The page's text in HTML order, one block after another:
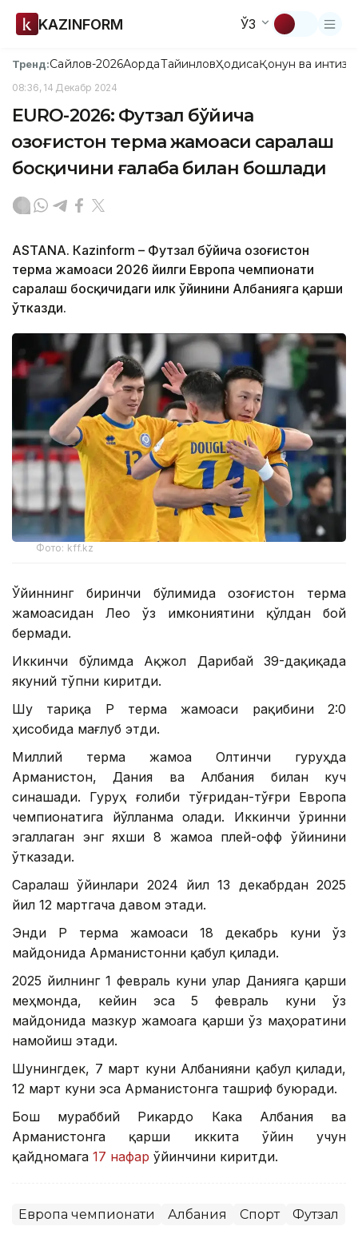
KAZINFORM ЎЗ
Тренд:Сайлов-2026АқордаТайинловҲодисаҚонун ва
08:36, 14 Декабр 2024
EURО-2026: Футзал бўйича
Қозоғистон терма жамоаси саралаш
босқичини ғалаба билан бошлади
ASTANА. Кazinform – Футзал бўйича Қозоғистон
терма жамоаси 2026 йилги Европа чемпионати
саралаш босқичидаги илк ўйинини Албанияга қарши
ўтказди.
Фото: kff.kz
Ўйиннинг биринчи бўлимида Қозоғистон терма
жамоасидан Лео ўз имкониятини қўлдан бой
бермади.
Иккинчи бўлимда Ақжол Дарибай 39-дақиқада
якуний тўпни киритди.
Шу тариқа ҚР терма жамоаси рақибини 2:0
ҳисобида мағлуб этди.
Миллий терма жамоа Олтинчи гуруҳда
Арманистон, Дания ва Албания билан куч
синашади. Гуруҳ ғолиби тўғридан-тўғри Европа
чемпионатига йўлланма олади. Иккинчи ўринни
эгаллаган энг яхши 8 жамоа плей-офф ўйинини
ўтказади.
Саралаш ўйинлари 2024 йил 13 декабрдан 2025
йил 12 мартгача давом этади.
Энди ҚР терма жамоаси 18 декабрь куни ўз
майдонида Арманистонни қабул қилади.
2025 йилнинг 1 февраль куни улар Данияга қарши
меҳмонда, кейин эса 5 февраль куни ўз
майдонида мазкур жамоага қарши ўз маҳоратини
намойиш этади.
Шунингдек, 7 март куни Албанияни қабул қилади,
12 март куни эса Арманистонга ташриф буюради.
Бош мураббий Рикардо Кака Албания ва
Арманистонга қарши иккита ўйин учун
қайдномага 17 нафар ўйинчини киритди.
Европа чемпионати Албания Спорт Футзал